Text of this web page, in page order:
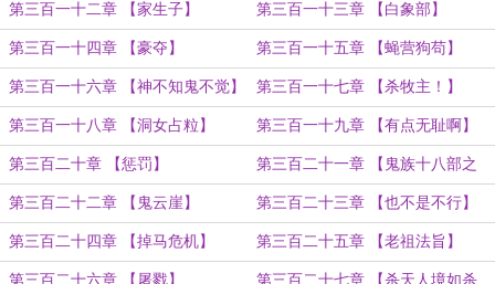
第三百一十二章 【家生子】 第三百一十三章 【白象部】
第三百一十四章 【豪夺】 第三百一十五章 【蝇营狗苟】
第三百一十六章 【神不知鬼不觉】 第三百一十七章 【杀牧主！】
第三百一十八章 【洞女占粒】 第三百一十九章 【有点无耻啊】
第三百二十章 【惩罚】 第三百二十一章 【鬼族十八部之
首！】
第三百二十二章 【鬼云崖】 第三百二十三章 【也不是不行】
第三百二十四章 【掉马危机】 第三百二十五章 【老祖法旨】
第三百二十六章 【屠戮】 第三百二十七章 【杀天人境如杀